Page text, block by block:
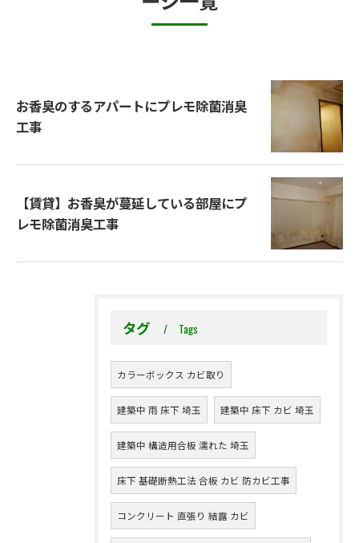
お香臭のするアパートにプレモ除菌消臭
工事
【賃貸】お香臭が蔓延している部屋にプ
レモ除菌消臭工事
タグ Tags
カラーボックス カビ取り
建築中 雨 床下 埼玉 建築中 床下 カビ 埼玉
建築中 構造用合板 濡れた 埼玉
床下 基礎断熱工法 合板 カビ 防カビ工事
コンクリート 直張り 結露 カビ